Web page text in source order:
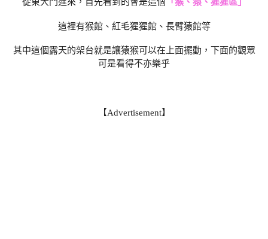
這裡有猴館、紅毛猩猩館、長臂猿館等
其中這個露天的架台就是讓猿猴可以在上面擺動，下面的觀眾
可是看得不亦樂乎
【Advertisement】